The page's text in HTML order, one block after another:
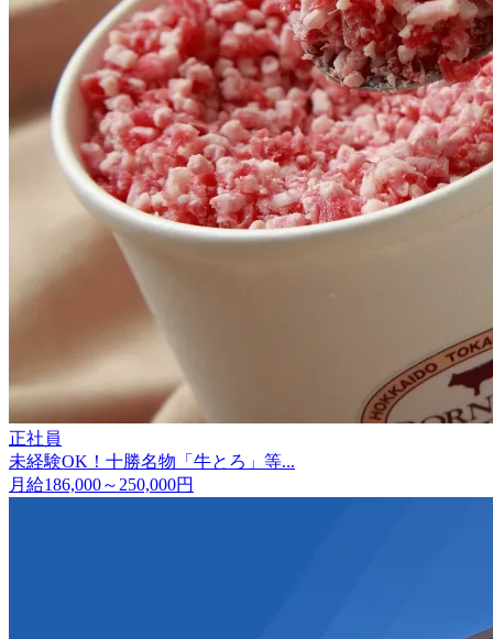
正社員
未経験OK！十勝名物「牛とろ」等...
月給186,000～250,000円